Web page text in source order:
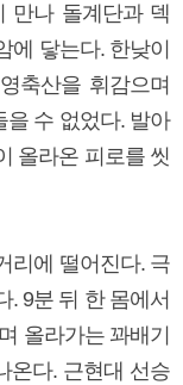
만나 돌계단과 덱
에 닿는다. 한낮이
축산을 휘감으며
수 없었다. 발아
올라온 피로를 씻
리에 떨어진다. 극
. 9분 뒤 한 몸에서
올라가는 꽈배기
온다. 근현대 선승